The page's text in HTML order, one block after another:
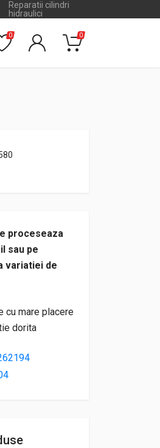
Reparatii cilindri
hidraulici
0 0
proceseaza
sau pe
variatiei de
cu mare placere
dorita